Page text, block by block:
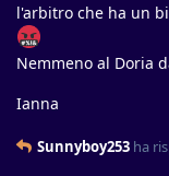
l'arbitro che ha un
Nemmeno al Doria
Ianna
Sunnyboy253 ha